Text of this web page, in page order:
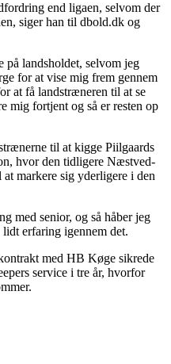
end ligaen, selvom der
siger han til dbold.dk og
på landsholdet, selvom jeg
for at vise mig frem gennem
at få landstræneren til at se
mig fortjent og så er resten op
til at kigge Piilgaards
hvor den tidligere Næstved-
markere sig yderligere i den
med senior, og så håber jeg
erfaring igennem det.
med HB Køge sikrede
service i tre år, hvorfor